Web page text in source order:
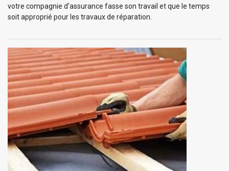
votre compagnie d'assurance fasse son travail et que le temps
soit approprié pour les travaux de réparation.